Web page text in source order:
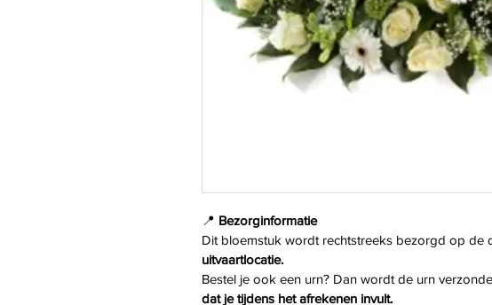
📍 Bezorginformatie
Dit bloemstuk wordt rechtstreeks bezorgd op de
uitvaartlocatie.
Bestel je ook een urn? Dan wordt de urn
dat je tijdens het afrekenen invult.